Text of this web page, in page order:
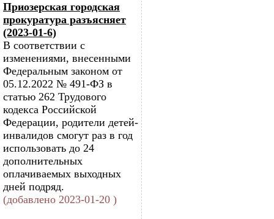
Приозерская городская
прокуратура разъясняет
(2023-01-6)
В соответствии с
изменениями, внесенными
Федеральным законом от
05.12.2022 № 491-ФЗ в
статью 262 Трудового
кодекса Российской
Федерации, родители детей-
инвалидов смогут раз в год
использовать до 24
дополнительных
оплачиваемых выходных
дней подряд.
(добавлено 2023-01-20 )